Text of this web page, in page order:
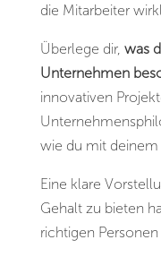
die Mitarbeiter
Überlege dir, was
Unternehmen
innovativen
wie du mit deinem
Eine klare
Gehalt zu bieten
richtigen